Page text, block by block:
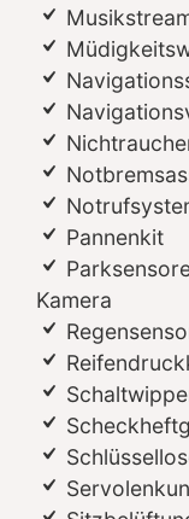
Pannenkit
Kamera